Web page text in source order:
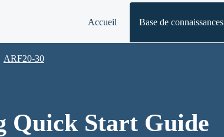
Accueil Base de connaissances
ARF20-30
Quick Start Guide